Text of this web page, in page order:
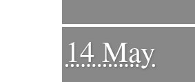
14 May